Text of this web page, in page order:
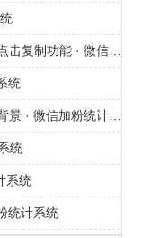
页面其他按钮、图片如何接入系统点击复制功能 · 微信加粉统计系统
统
点击复制按钮样式如何自定义颜色背景 · 微信加粉统计系统
统
系统
统计系统